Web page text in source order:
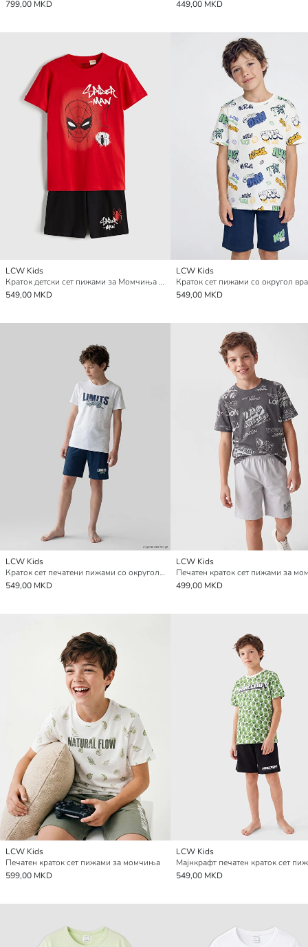
799,00 MKD 449,00 MKD
LCW Kids
Краток детски сет пижами за Момчиња со Spider-Man принт
549,00 MKD
LCW Kids
549,00 MKD
LCW Kids
Краток сет печатени пижами со округол врат за момчиња
549,00 MKD
LCW Kids
Печатен краток сет пижами за
499,00 MKD
LCW Kids
Печатен краток сет пижами за момчиња
599,00 MKD
LCW Kids
549,00 MKD